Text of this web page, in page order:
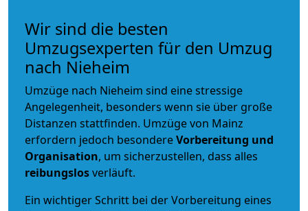
Wir sind die besten
Umzugsexperten für den Umzug
nach Nieheim
Umzüge nach Nieheim sind eine stressige
Angelegenheit, besonders wenn sie über große
Distanzen stattfinden. Umzüge von Mainz
erfordern jedoch besondereVorbereitung und
Organisation, um sicherzustellen, dass alles
reibungslosverläuft.
Ein wichtiger Schritt bei der Vorbereitung eines